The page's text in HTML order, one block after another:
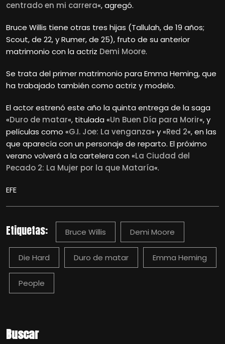
centrado en mi carrera«, agregó.
Bruce Willis tiene otras tres hijas (Tallulah, de 19 años;
Scout, de 22, y Rumer, de 25), fruto de su anterior
matrimonio con la actriz Demi Moore.
Se trata del primer matrimonio para Emma Heming, que
ha trabajado también como actriz y modelo.
El actor estrenó este año la quinta entrega de la saga
«Duro de matar«, titulada «Un Buen Día para Morir«, y
películas como «G.I. Joe: La venganza» y «Red 2«, en las
que aparecía con un personaje de reparto. El próximo
verano volverá a la cartelera con «La Ciudad del
Pecado 2: La Mujer por la que Mataría«.
EFE
Etiquetas: Bruce Willis Demi Moore
Die Hard Duro de matar Emma Heming
People
Buscar